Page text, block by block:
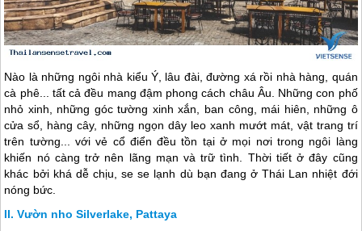
Nào là những ngôi nhà kiểu Ý, lâu đài, đường xá rồi nhà hàng, quán
cà phê... tất cả đều mang đậm phong cách châu Âu. Những con phố
nhỏ xinh, những góc tường xinh xắn, ban công, mái hiên, những ô
cửa sổ, hàng cây, những ngọn dây leo xanh mướt mát, vật trang trí
trên tường... với vẻ cổ điển đều tồn tại ở mọi nơi trong ngôi làng
khiến nó càng trở nên lãng mạn và trữ tình. Thời tiết ở đây cũng
khác bởi khá dễ chịu, se se lạnh dù bạn đang ởThái Lan nhiệt đới
nóng bức.
Vườn nho Silverlake, Pattaya